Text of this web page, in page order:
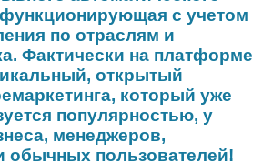
с учетом
по отраслям и
Фактически на платформе
открытый
который уже
популярностью, у
менеджеров,
обычных пользователей!